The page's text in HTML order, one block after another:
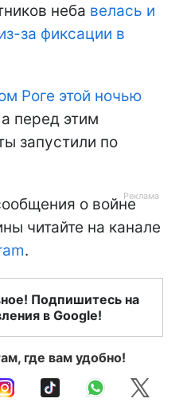
неба велась и
за фиксации в
Роге этой ночью
а перед этим
запустили по
о войне
читайте на канале
.
Подпишитесь на
в Google!
где вам удобно!